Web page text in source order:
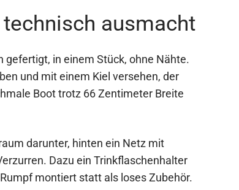
ausmacht
in einem Stück, ohne Nähte.
und mit einem Kiel versehen, der
Boot trotz 66 Zentimeter Breite
darunter, hinten ein Netz mit
Dazu ein Trinkflaschenhalter
montiert statt als loses Zubehör.